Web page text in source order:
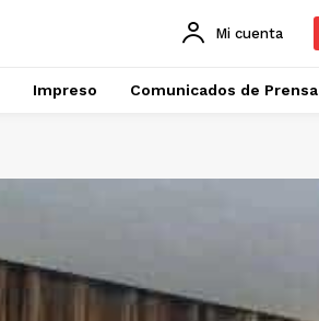
Mi cuenta
Impreso Comunicados de Prensa